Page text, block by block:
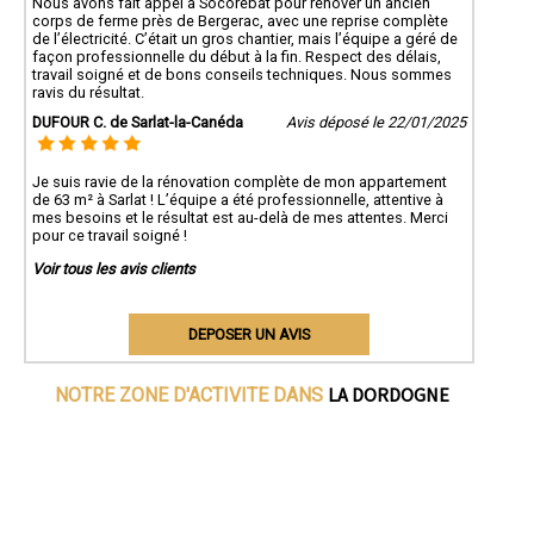
corps de ferme près de Bergerac, avec une reprise complète
de l’électricité. C’était un gros chantier, mais l’équipe a géré de
façon professionnelle du début à la fin. Respect des délais,
travail soigné et de bons conseils techniques. Nous sommes
ravis du résultat.
DUFOUR C. de Sarlat-la-Canéda
Avis déposé le 22/01/2025
Je suis ravie de la rénovation complète de mon appartement
de 63 m² à Sarlat ! L’équipe a été professionnelle, attentive à
mes besoins et le résultat est au-delà de mes attentes. Merci
pour ce travail soigné !
Voir tous les avis clients
DEPOSER UN AVIS
NOTRE ZONE D'ACTIVITE DANS LA DORDOGNE